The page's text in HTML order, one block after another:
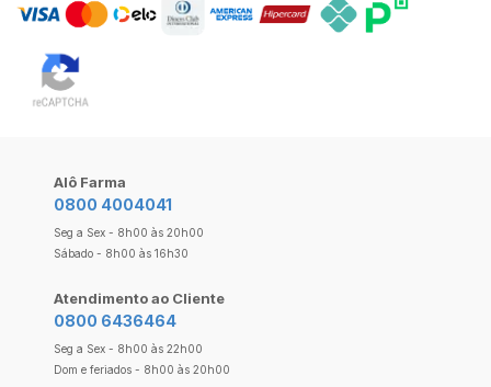
Alô Farma
0800 4004041
Seg a Sex - 8h00 às 20h00
Sábado - 8h00 às 16h30
Atendimento ao Cliente
0800 6436464
Seg a Sex - 8h00 às 22h00
Dom e feriados - 8h00 às 20h00